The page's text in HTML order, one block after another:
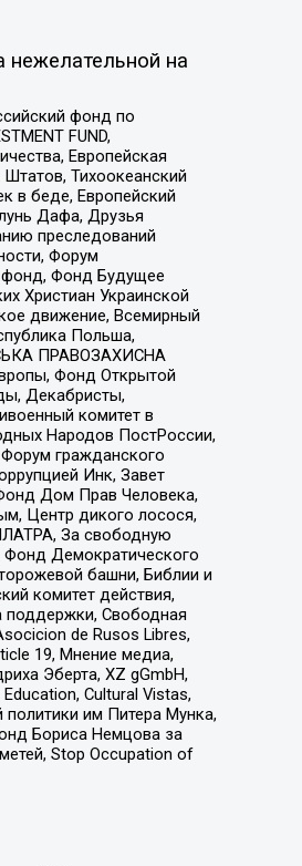
нежелательной на
фонд по
FUND,
Европейская
Тихоокеанский
в беде, Европейский
Дафа, Друзья
преследований
Форум
фонд, Фонд Будущее
Христиан Украинской
движение, Всемирный
Польша,
ПРАВОЗАХИСНА
Фонд Открытой
Декабристы,
комитет в
Народов ПостРоссии,
гражданского
Инк, Завет
Дом Прав Человека,
Центр дикого лосося,
За свободную
Фонд Демократического
башни, Библии и
комитет действия,
поддержки, Свободная
de Rusos Libres,
19, Мнение медиа,
Эберта, XZ gGmbH,
Cultural Vistas,
им Питера Мунка,
Бориса Немцова за
Stop Occupation of